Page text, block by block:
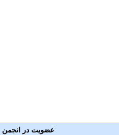
عضویت در انجمن